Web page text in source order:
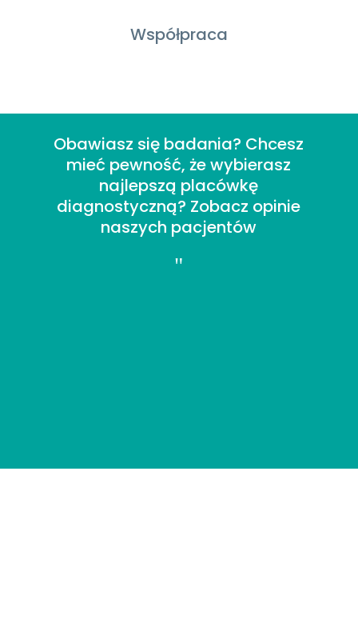
Współpraca
Obawiasz się badania? Chcesz
mieć pewność, że wybierasz
najlepszą placówkę
diagnostyczną? Zobacz opinie
naszych pacjentów
"